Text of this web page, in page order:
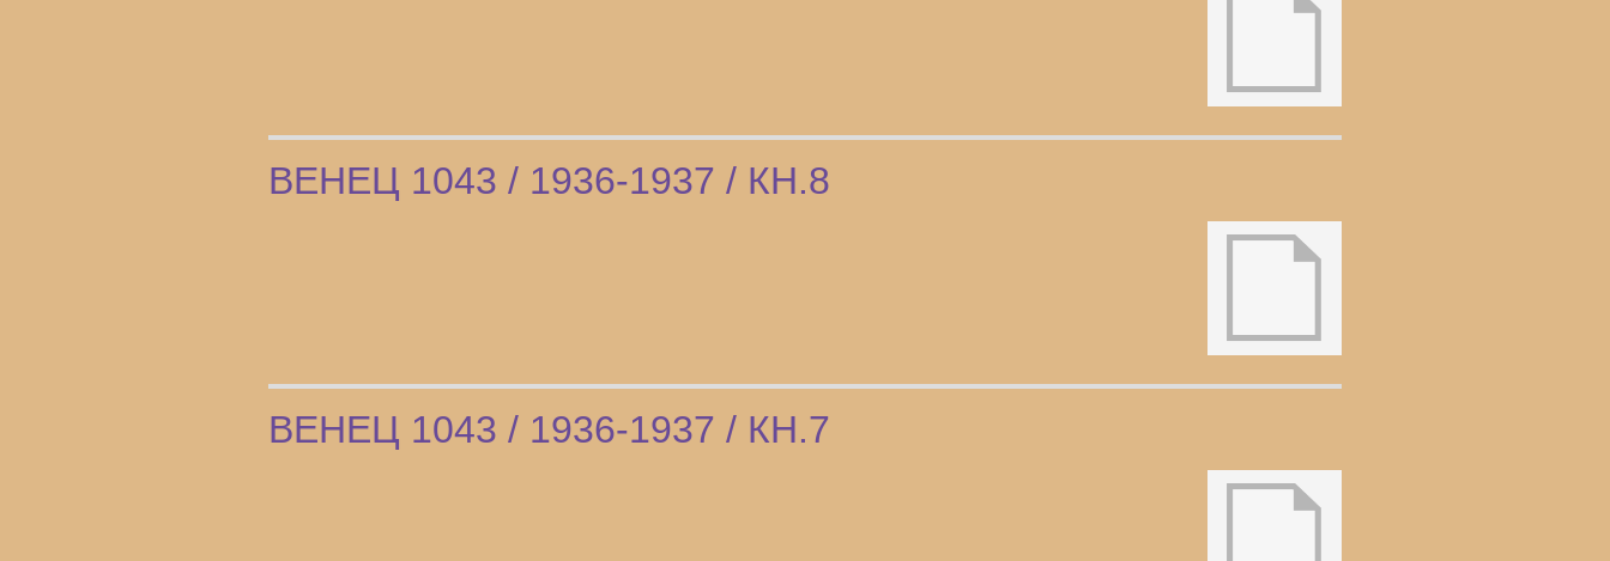
ВЕНЕЦ 1043 / 1936-1937 / КН.8
ВЕНЕЦ 1043 / 1936-1937 / КН.7